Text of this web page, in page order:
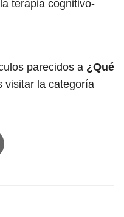
terapia cognitivo-
parecidos a ¿Qué
visitar la categoría